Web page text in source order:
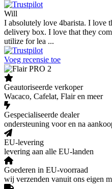
Will
I absolutely love 4barista. I love
delivery box. I love that they
utilize for lea ...
Voeg recensie toe
Geautoriseerde verkoper
Wacaco, Cafelat, Flair en meer
Gespecialiseerde dealer
ondersteuning voor en na
EU-levering
levering aan alle EU-landen
Goederen in EU-voorraad
wij verzenden vanuit ons eigen